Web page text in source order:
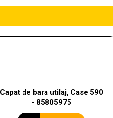
Capat de bara utilaj, Case 590
- 85805975